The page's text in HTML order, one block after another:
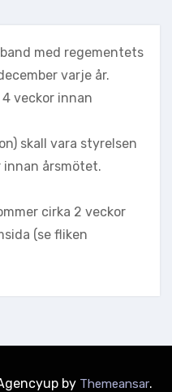
med regementets
varje år.
veckor innan
skall vara styrelsen
årsmötet.
cirka 2 veckor
(se fliken
by Themeansar.